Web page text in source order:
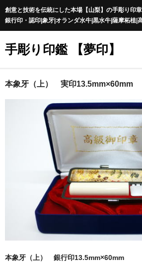
創意と技術を伝統にした本場【山梨】の手彫り印
銀行印・認印|象牙|オランダ水牛|黒水牛|薩摩柘植|
手彫り印鑑 【夢印】
夢印TOP
印章の本場 山梨
一級印章彫刻技能士
印鑑の書体
象牙印鑑の種類
本象牙（上） 実印13.5mm×60mm
本象牙（上） 銀行印13.5mm×60mm